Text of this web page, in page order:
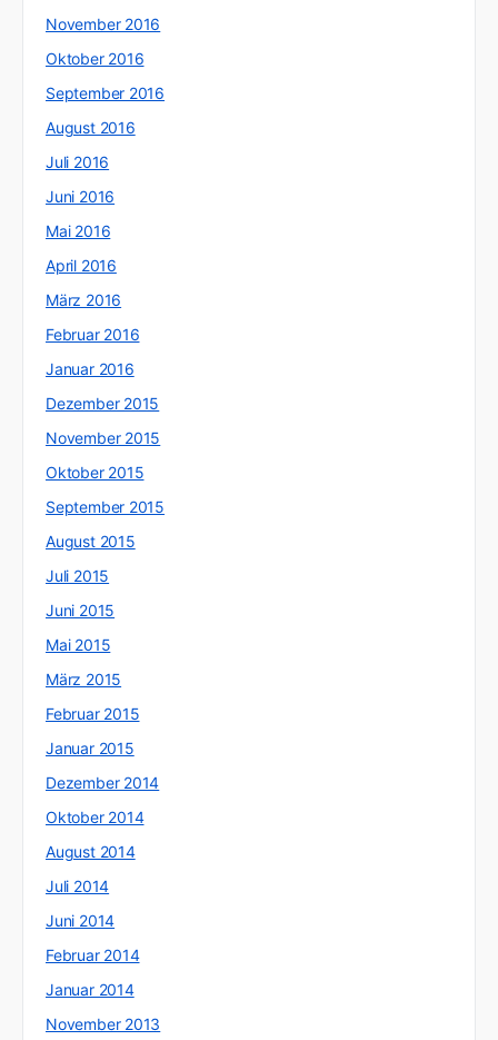
November 2016
Oktober 2016
September 2016
August 2016
Juli 2016
Juni 2016
Mai 2016
April 2016
März 2016
Februar 2016
Januar 2016
Dezember 2015
November 2015
Oktober 2015
September 2015
August 2015
Juli 2015
Juni 2015
Mai 2015
März 2015
Februar 2015
Januar 2015
Dezember 2014
Oktober 2014
August 2014
Juli 2014
Juni 2014
Februar 2014
Januar 2014
November 2013